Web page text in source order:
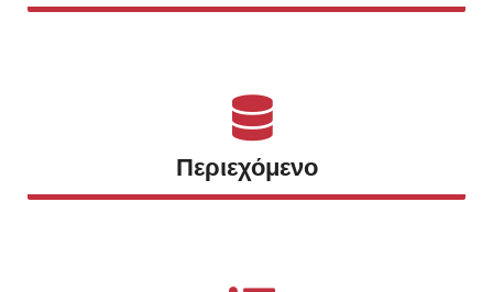
Περιεχόμενο